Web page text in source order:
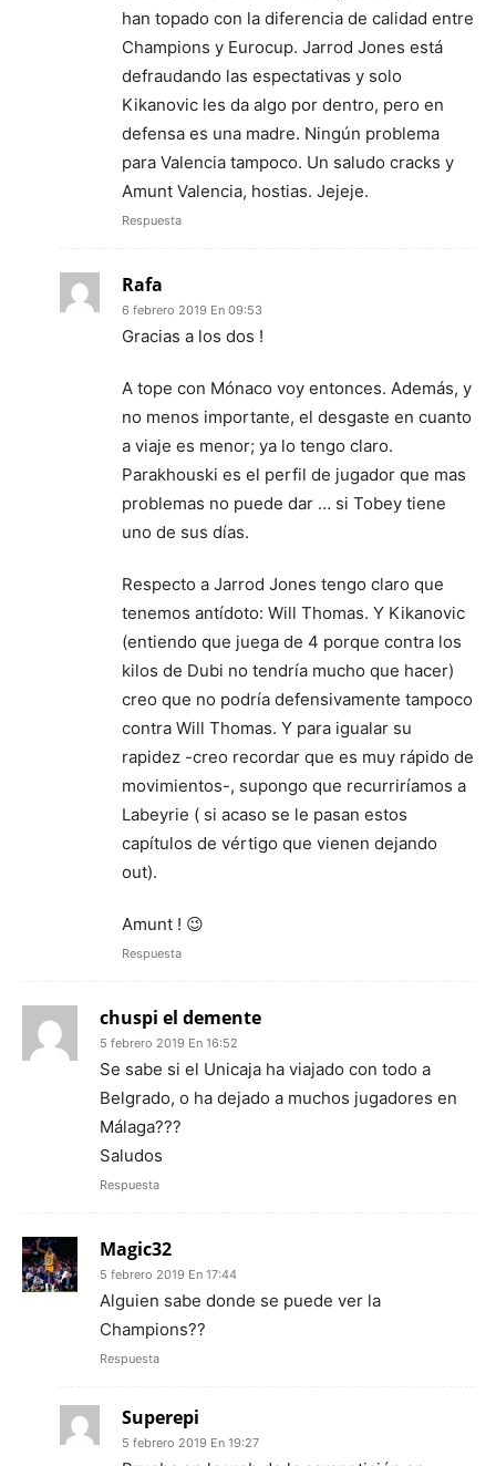
han topado con la diferencia de calidad entre
Champions y Eurocup. Jarrod Jones está
defraudando las espectativas y solo
Kikanovic les da algo por dentro, pero en
defensa es una madre. Ningún problema
para Valencia tampoco. Un saludo cracks y
Amunt Valencia, hostias. Jejeje.
Respuesta
Rafa
6 febrero 2019 En 09:53
Gracias a los dos !
A tope con Mónaco voy entonces. Además, y
no menos importante, el desgaste en cuanto
a viaje es menor; ya lo tengo claro.
Parakhouski es el perfil de jugador que mas
problemas no puede dar … si Tobey tiene
uno de sus días.
Respecto a Jarrod Jones tengo claro que
tenemos antídoto: Will Thomas. Y Kikanovic
(entiendo que juega de 4 porque contra los
kilos de Dubi no tendría mucho que hacer)
creo que no podría defensivamente tampoco
contra Will Thomas. Y para igualar su
rapidez -creo recordar que es muy rápido de
movimientos-, supongo que recurriríamos a
Labeyrie ( si acaso se le pasan estos
capítulos de vértigo que vienen dejando
out).
Amunt ! 😉
Respuesta
chuspi el demente
5 febrero 2019 En 16:52
Se sabe si el Unicaja ha viajado con todo a
Belgrado, o ha dejado a muchos jugadores en
Málaga???
Saludos
Respuesta
Magic32
5 febrero 2019 En 17:44
Alguien sabe donde se puede ver la
Champions??
Respuesta
Superepi
5 febrero 2019 En 19:27